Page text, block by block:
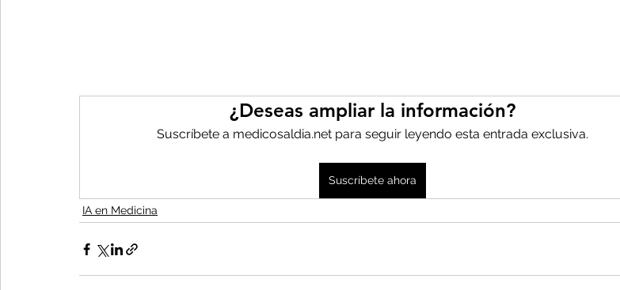
¿Deseas ampliar la información?
Suscríbete a medicosaldia.net para seguir leyendo esta entrada exclusiva.
Suscríbete ahora
IA en Medicina